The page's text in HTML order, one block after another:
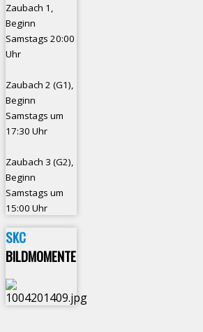
Zaubach 1,
Beginn
Samstags 20:00
Uhr
Zaubach 2 (G1),
Beginn
Samstags um
17:30 Uhr
Zaubach 3 (G2),
Beginn
Samstags um
15:00 Uhr
SKC
BILDMOMENTE